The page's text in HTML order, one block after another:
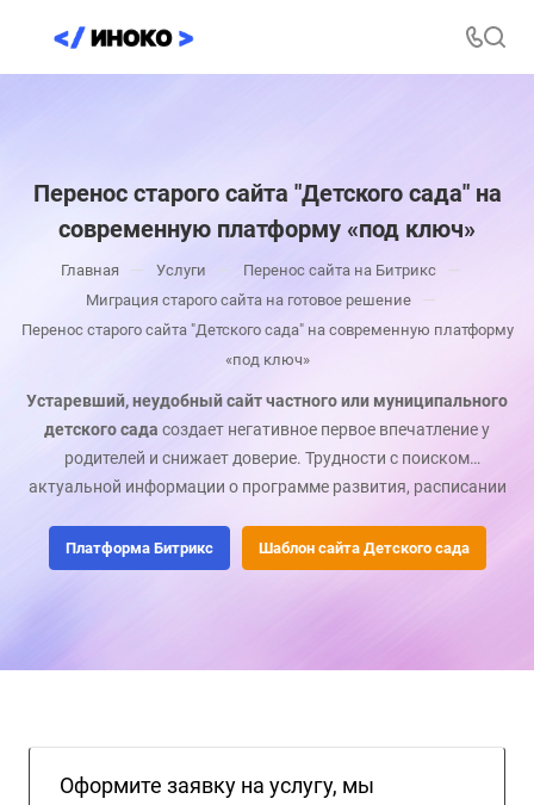
Перенос старого сайта "Детского сада" на
современную платформу «под ключ»
Главная — Услуги — Перенос сайта на Битрикс —
Миграция старого сайта на готовое решение —
Перенос старого сайта "Детского сада" на современную платформу
«под ключ»
Устаревший, неудобный сайт частного или муниципального
детского сада создает негативное первое впечатление у
родителей и снижает доверие. Трудности с поиском
актуальной информации о программе развития, расписании
заставляют родителей звонить и отвлекать воспитателей и
администраторов от их прямых обязанностей.
Платформа Битрикс Шаблон сайта Детского сада
Оформите заявку на услугу, мы